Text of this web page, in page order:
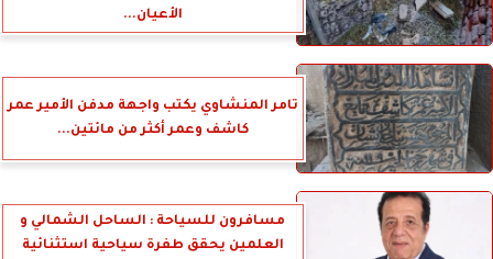
الأعيان...
تامر المنشاوي يكتب واجهة مدفن الأمير عمر
كاشف وعمر أكثر من مائتين...
مسافرون للسياحة : الساحل الشمالي و
العلمين يحقق طفرة سياحية استثنائية